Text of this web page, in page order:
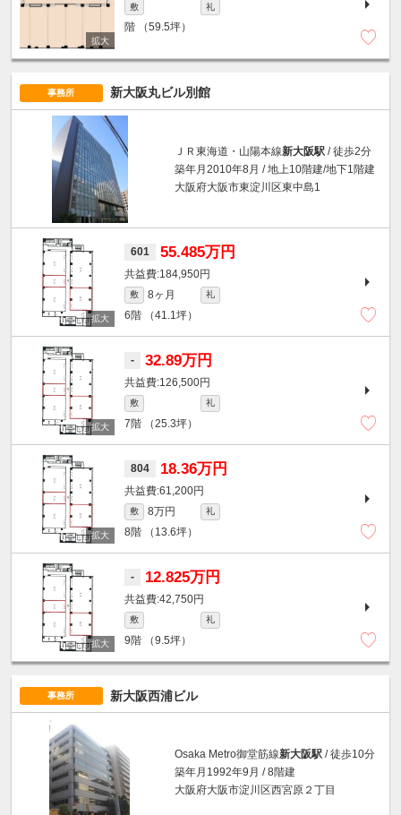
敷 礼
階 （59.5坪）
事務所 新大阪丸ビル別館
ＪＲ東海道・山陽本線新大阪駅 / 徒歩2分
築年月2010年8月 / 地上10階建/地下1階建
大阪府大阪市東淀川区東中島1
601 55.485万円
184,950円
敷 8ヶ月 礼
6階 （41.1坪）
- 32.89万円
126,500円
敷 礼
7階 （25.3坪）
804 18.36万円
61,200円
敷 8万円 礼
8階 （13.6坪）
- 12.825万円
42,750円
敷 礼
9階 （9.5坪）
事務所 新大阪西浦ビル
Osaka Metro御堂筋線新大阪駅 / 徒歩10分
築年月1992年9月 / 8階建
大阪府大阪市淀川区西宮原２丁目